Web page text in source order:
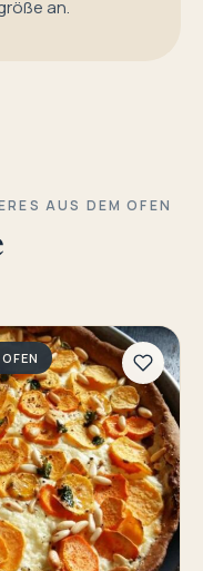
an.
AUS DEM OFEN